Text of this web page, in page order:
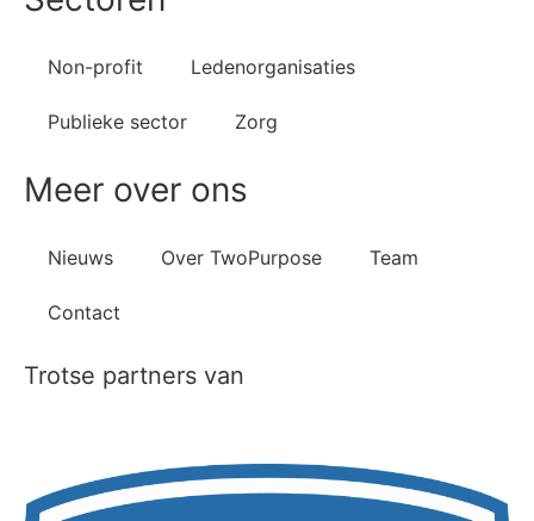
Non-profit Ledenorganisaties
Publieke sector Zorg
Meer over ons
Nieuws Over TwoPurpose Team
Contact
Trotse partners van